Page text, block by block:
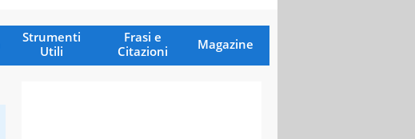
Strumenti
Utili
Frasi e
Citazioni
Magazine